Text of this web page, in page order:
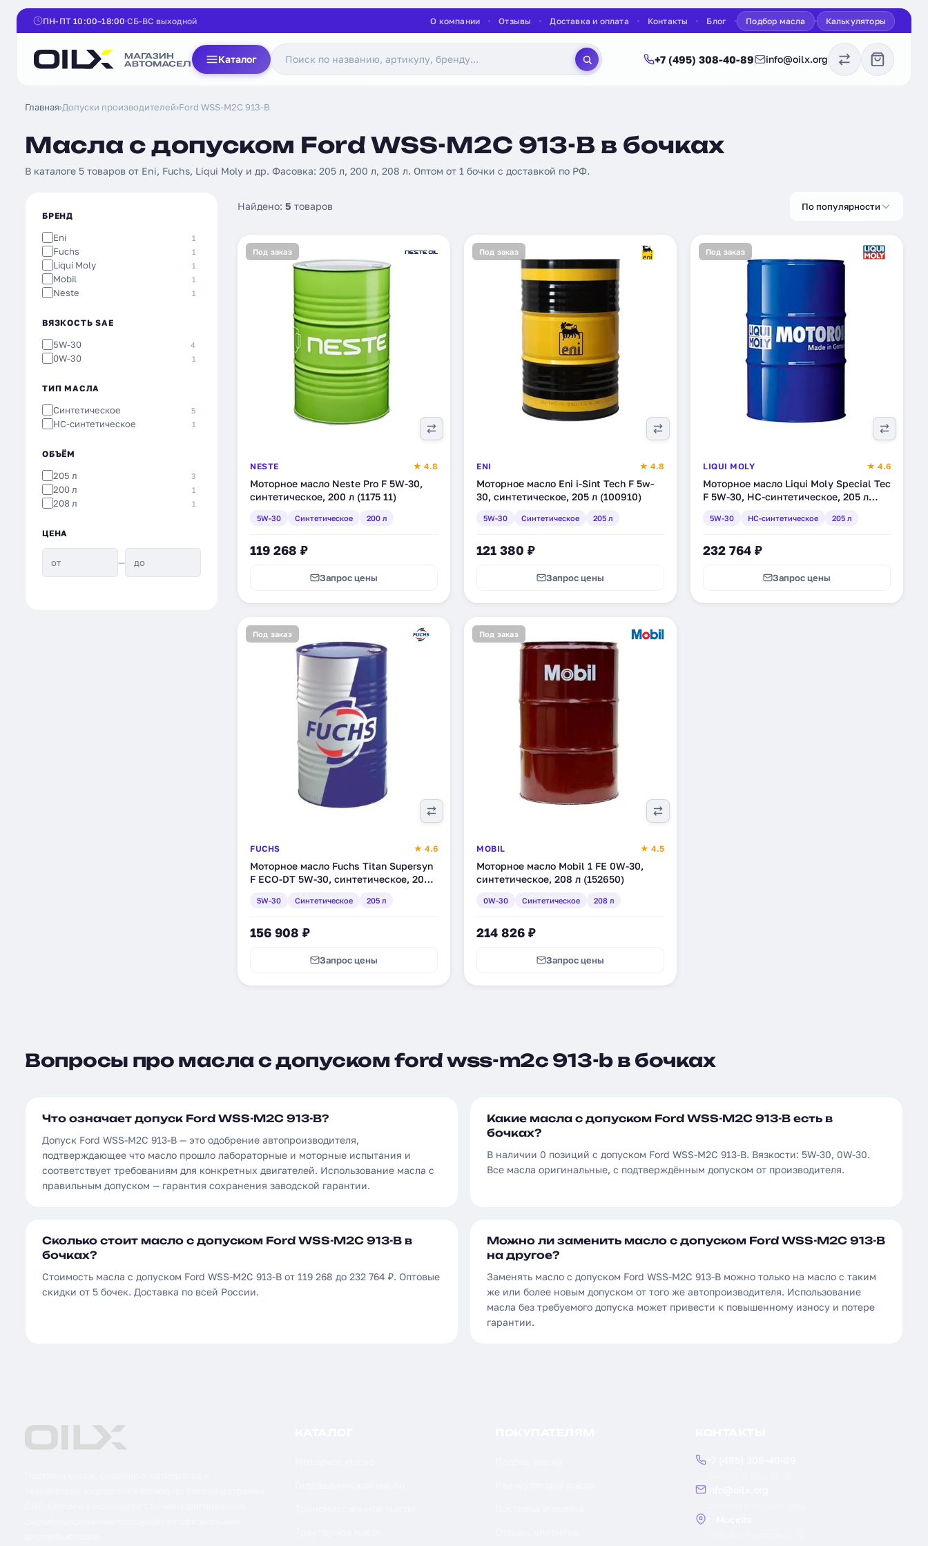
ПН-ПТ 10:00–18:00 СБ-ВС выходной О компании Отзывы Доставка и оплата Контакты Блог Подбор масла Калькуляторы
Каталог +7 (495) 308-40-89 info@oilx.org
Главная›Допуски производителей›Ford WSS-M2C 913-B
Масла с допуском Ford WSS-M2C 913-B в бочках
В каталоге 5 товаров от Eni, Fuchs, Liqui Moly и др. Фасовка: 205 л, 200 л, 208 л. Оптом от 1 бочки с доставкой по РФ.
БРЕНД
Eni 1
Fuchs 1
Liqui Moly 1
Mobil 1
Neste 1
ВЯЗКОСТЬ SAE
5W-30 4
0W-30 1
ТИП МАСЛА
Синтетическое 5
HC-синтетическое 1
ОБЪЁМ
205 л 3
200 л 1
208 л 1
ЦЕНА
—
Найдено: 5 товаров По популярности
Под заказ
NESTE ★ 4.8
Моторное масло Neste Pro F 5W-30,
синтетическое, 200 л (1175 11)
5W-30 Синтетическое 200 л
119 268 ₽
Запрос цены
Под заказ
ENI ★ 4.8
Моторное масло Eni i-Sint Tech F 5w-
30, синтетическое, 205 л (100910)
5W-30 Синтетическое 205 л
121 380 ₽
Запрос цены
Под заказ
LIQUI MOLY ★ 4.6
Моторное масло Liqui Moly Special Tec
F 5W-30, HC-синтетическое, 205 л
5W-30 HC-синтетическое 205 л
232 764 ₽
Запрос цены
Под заказ
FUCHS ★ 4.6
Моторное масло Fuchs Titan Supersyn
F ECO-DT 5W-30, синтетическое, 205 л
5W-30 Синтетическое 205 л
156 908 ₽
Запрос цены
Под заказ
MOBIL ★ 4.5
Моторное масло Mobil 1 FE 0W-30,
синтетическое, 208 л (152650)
0W-30 Синтетическое 208 л
214 826 ₽
Запрос цены
Вопросы про масла с допуском ford wss-m2c 913-b в бочках
Что означает допуск Ford WSS-M2C 913-B?
Допуск Ford WSS-M2C 913-B — это одобрение автопроизводителя,
подтверждающее что масло прошло лабораторные и моторные испытания и
соответствует требованиям для конкретных двигателей. Использование масла с
правильным допуском — гарантия сохранения заводской гарантии.
Какие масла с допуском Ford WSS-M2C 913-B есть в
бочках?
В наличии 0 позиций с допуском Ford WSS-M2C 913-B. Вязкости: 5W-30, 0W-30.
Все масла оригинальные, с подтверждённым допуском от производителя.
Сколько стоит масло с допуском Ford WSS-M2C 913-B в
бочках?
Стоимость масла с допуском Ford WSS-M2C 913-B от 119 268 до 232 764 ₽. Оптовые
скидки от 5 бочек. Доставка по всей России.
Можно ли заменить масло с допуском Ford WSS-M2C 913-B
на другое?
Заменять масло с допуском Ford WSS-M2C 913-B можно только на масло с таким
же или более новым допуском от того же автопроизводителя. Использование
масла без требуемого допуска может привести к повышенному износу и потере
гарантии.